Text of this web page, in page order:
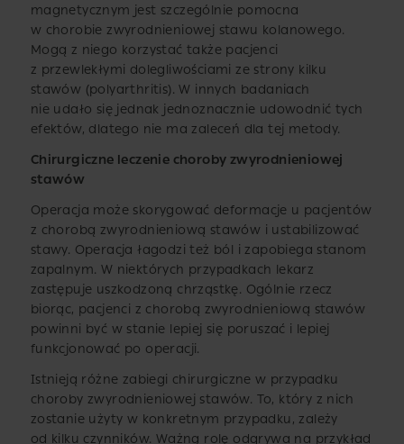
magnetycznym jest szczególnie pomocna
w chorobie zwyrodnieniowej stawu kolanowego.
Mogą z niego korzystać także pacjenci
z przewlekłymi dolegliwościami ze strony kilku
stawów (polyarthritis). W innych badaniach
nie udało się jednak jednoznacznie udowodnić tych
efektów, dlatego nie ma zaleceń dla tej metody.
Chirurgiczne leczenie choroby zwyrodnieniowej
stawów
Operacja może skorygować deformacje u pacjentów
z chorobą zwyrodnieniową stawów i ustabilizować
stawy. Operacja łagodzi też ból i zapobiega stanom
zapalnym. W niektórych przypadkach lekarz
zastępuje uszkodzoną chrząstkę. Ogólnie rzecz
biorąc, pacjenci z chorobą zwyrodnieniową stawów
powinni być w stanie lepiej się poruszać i lepiej
funkcjonować po operacji.
Istnieją różne zabiegi chirurgiczne w przypadku
choroby zwyrodnieniowej stawów. To, który z nich
zostanie użyty w konkretnym przypadku, zależy
od kilku czynników. Ważną rolę odgrywa na przykład